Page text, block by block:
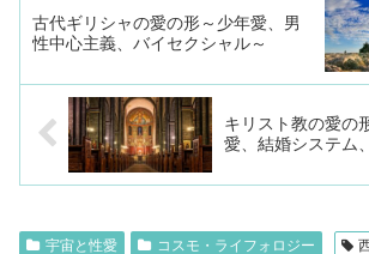
古代ギリシャの愛の形～少年愛、男
性中心主義、バイセクシャル～
キリスト教の愛の
愛、結婚システム
宇宙と性愛 コスモ・ライフォロジー